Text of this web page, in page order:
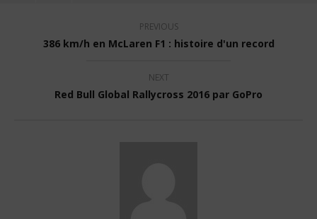
PREVIOUS
386 km/h en McLaren F1 : histoire d'un record
NEXT
Red Bull Global Rallycross 2016 par GoPro